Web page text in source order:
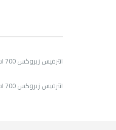
انترفيس زيروكس 700 استعمال محلي
انترفيس زيروكس 700 استعمال محلي